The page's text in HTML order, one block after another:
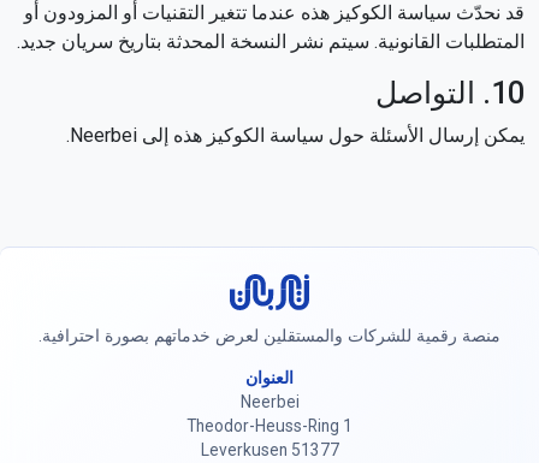
قد نحدّث سياسة الكوكيز هذه عندما تتغير التقنيات أو المزودون أو
المتطلبات القانونية. سيتم نشر النسخة المحدثة بتاريخ سريان جديد.
10. التواصل
يمكن إرسال الأسئلة حول سياسة الكوكيز هذه إلى Neerbei.
Neerbei
منصة رقمية للشركات والمستقلين لعرض خدماتهم بصورة احترافية.
العنوان
Neerbei